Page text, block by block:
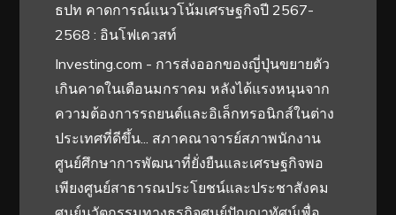
ธปท คาดการณ์แนวโน้มเศรษฐกิจปี 2567-
2568 : อินโฟเควสท์
Investing.com - การส่งออกของญี่ปุ่นขยายตัว
เกินคาดในเดือนมกราคม หลังได้แรงหนุนจาก
ความต้องการรถยนต์และอิเล็กทรอนิกส์ในต่าง
ประเทศที่ดีขึ้น... สภาคณาจารย์สภาพนักงาน
ศูนย์ศึกษาการพัฒนาที่ยั่งยืนและเศรษฐกิจพอ
เพียงศูนย์สาธารณประโยชน์และประชาสังคม